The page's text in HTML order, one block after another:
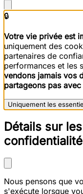
🔒
Votre vie privée est
uniquement des
partenaires de
performances et les
vendons jamais vos
partageons pas
Uniquement les
Détails sur
confidentialité
Nous pensons que
s'exécute lorsque